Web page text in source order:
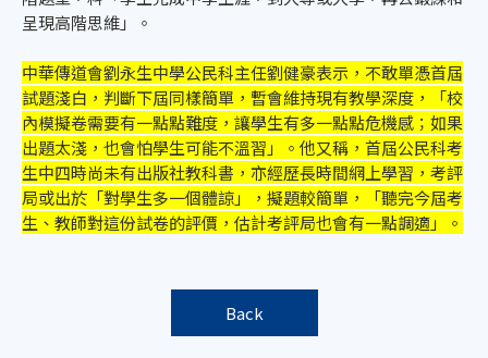
呈現高階思維」。
中華傳道會劉永生中學公民科主任劉健豪表示，不敢單憑首屆
試題淺白，判斷下屆同樣簡單，暫會維持現有教學深度，「校
內模擬卷需要有一點點難度，讓學生有多一點點危機感；如果
出題太淺，也會怕學生可能不溫習」。他又稱，首屆公民科考
生中四時尚未有出版社教科書，亦經歷長時間網上學習，考評
局或出於「對學生多一個體諒」，擬題較簡單，「聽完今屆考
生、教師對這份試卷的評價，估計考評局也會有一點調適」。
Back